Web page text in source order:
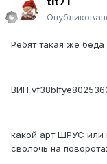
Ребят такая же
ВИН
какой арт ШРУС или
сволочь на